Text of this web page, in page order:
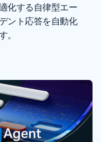
化する自律型エー
ント応答を自動化
。